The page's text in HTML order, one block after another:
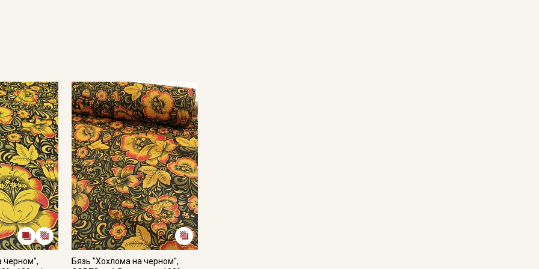
черном",
Бязь "Хохлома на черном",
Секретная рассылка от
Купава
Мы публикуем здесь дополнительные
промокоды и скидки до 30% на узкие
категории тканей
Электронная почта